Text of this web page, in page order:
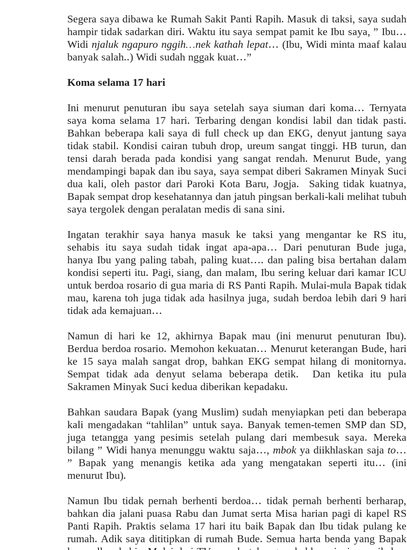
Segera saya dibawa ke Rumah Sakit Panti Rapih. Masuk di taksi, saya sudah
hampir tidak sadarkan diri. Waktu itu saya sempat pamit ke Ibu saya, ” Ibu…
Widi njaluk ngapuro nggih…nek kathah lepat… (Ibu, Widi minta maaf kalau
banyak salah..) Widi sudah nggak kuat…”
Koma selama 17 hari
Ini menurut penuturan ibu saya setelah saya siuman dari koma… Ternyata
saya koma selama 17 hari. Terbaring dengan kondisi labil dan tidak pasti.
Bahkan beberapa kali saya di full check up dan EKG, denyut jantung saya
tidak stabil. Kondisi cairan tubuh drop, ureum sangat tinggi. HB turun, dan
tensi darah berada pada kondisi yang sangat rendah. Menurut Bude, yang
mendampingi bapak dan ibu saya, saya sempat diberi Sakramen Minyak Suci
dua kali, oleh pastor dari Paroki Kota Baru, Jogja. Saking tidak kuatnya,
Bapak sempat drop kesehatannya dan jatuh pingsan berkali-kali melihat tubuh
saya tergolek dengan peralatan medis di sana sini.
Ingatan terakhir saya hanya masuk ke taksi yang mengantar ke RS itu,
sehabis itu saya sudah tidak ingat apa-apa… Dari penuturan Bude juga,
hanya Ibu yang paling tabah, paling kuat…. dan paling bisa bertahan dalam
kondisi seperti itu. Pagi, siang, dan malam, Ibu sering keluar dari kamar ICU
untuk berdoa rosario di gua maria di RS Panti Rapih. Mulai-mula Bapak tidak
mau, karena toh juga tidak ada hasilnya juga, sudah berdoa lebih dari 9 hari
tidak ada kemajuan…
Namun di hari ke 12, akhirnya Bapak mau (ini menurut penuturan Ibu).
Berdua berdoa rosario. Memohon kekuatan… Menurut keterangan Bude, hari
ke 15 saya malah sangat drop, bahkan EKG sempat hilang di monitornya.
Sempat tidak ada denyut selama beberapa detik. Dan ketika itu pula
Sakramen Minyak Suci kedua diberikan kepadaku.
Bahkan saudara Bapak (yang Muslim) sudah menyiapkan peti dan beberapa
kali mengadakan “tahlilan” untuk saya. Banyak temen-temen SMP dan SD,
juga tetangga yang pesimis setelah pulang dari membesuk saya. Mereka
bilang ” Widi hanya menunggu waktu saja…, mbokya diikhlaskan saja to…
” Bapak yang menangis ketika ada yang mengatakan seperti itu… (ini
menurut Ibu).
Namun Ibu tidak pernah berhenti berdoa… tidak pernah berhenti berharap,
bahkan dia jalani puasa Rabu dan Jumat serta Misa harian pagi di kapel RS
Panti Rapih. Praktis selama 17 hari itu baik Bapak dan Ibu tidak pulang ke
rumah. Adik saya dititipkan di rumah Bude. Semua harta benda yang Bapak